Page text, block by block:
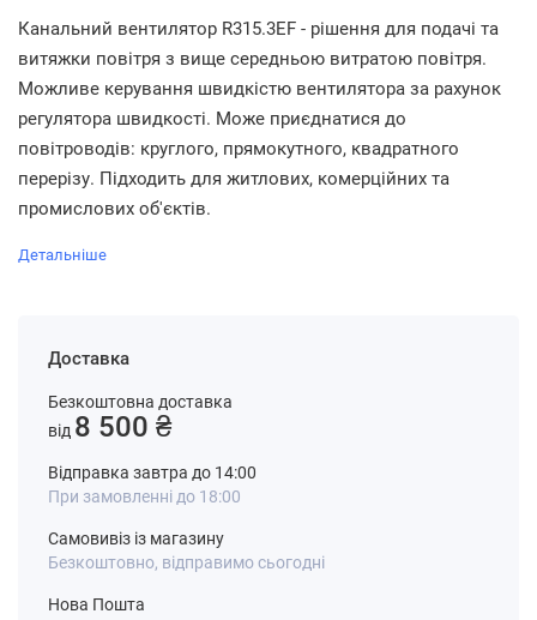
Канальний вентилятор R315.3EF - рішення для подачі та
витяжки повітря з вище середньою витратою повітря.
Можливе керування швидкістю вентилятора за рахунок
регулятора швидкості. Може приєднатися до
повітроводів: круглого, прямокутного, квадратного
перерізу. Підходить для житлових, комерційних та
промислових об'єктів.
Детальніше
Доставка
Безкоштовна доставка
від 8 500 ₴
Відправка завтра до 14:00
При замовленні до 18:00
Самовивіз із магазину
Безкоштовно, відправимо сьогодні
Нова Пошта